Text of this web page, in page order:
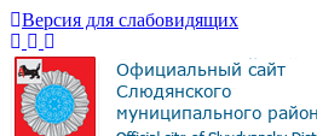
Версия для слабовидящих